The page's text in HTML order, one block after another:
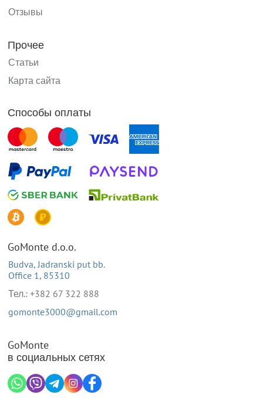
Отзывы
Прочее
Статьи
Карта сайта
Способы оплаты
GoMonte d.o.o.
Budva, Jadranski put bb.
Office 1, 85310
Тел.: +382 67 322 888
gomonte3000@gmail.com
GoMonte
в социальных сетях